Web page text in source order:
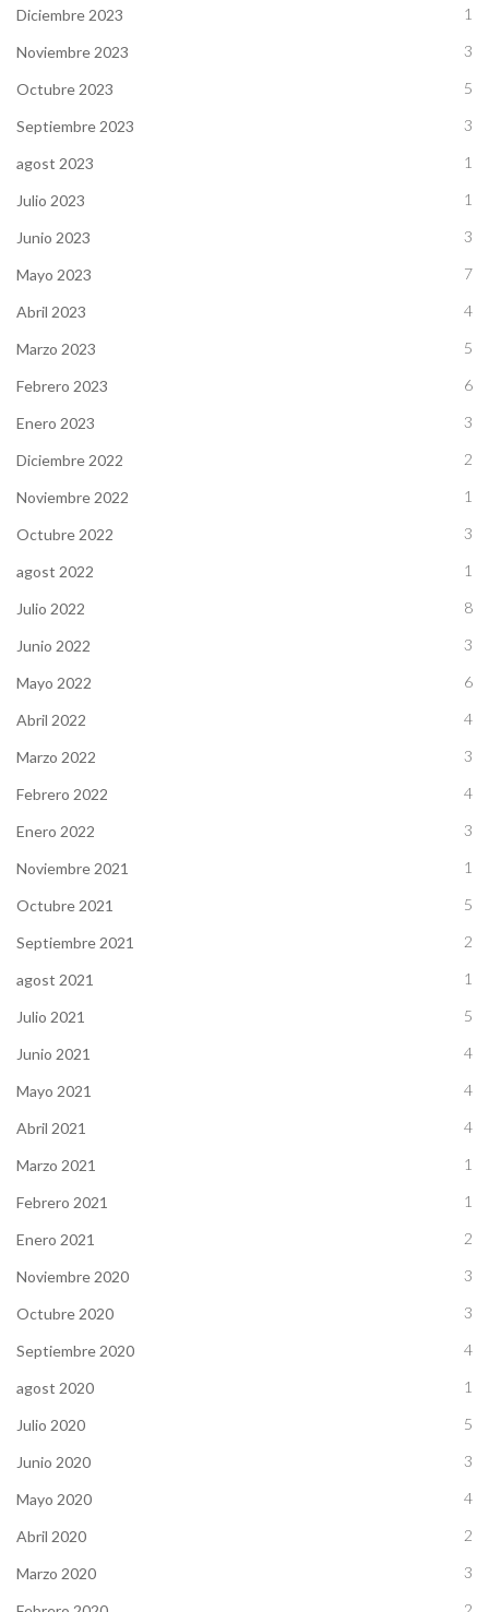
Diciembre 2023 1
Noviembre 2023 3
Octubre 2023 5
Septiembre 2023 3
agost 2023 1
Julio 2023 1
Junio 2023 3
Mayo 2023 7
Abril 2023 4
Marzo 2023 5
Febrero 2023 6
Enero 2023 3
Diciembre 2022 2
Noviembre 2022 1
Octubre 2022 3
agost 2022 1
Julio 2022 8
Junio 2022 3
Mayo 2022 6
Abril 2022 4
Marzo 2022 3
Febrero 2022 4
Enero 2022 3
Noviembre 2021 1
Octubre 2021 5
Septiembre 2021 2
agost 2021 1
Julio 2021 5
Junio 2021 4
Mayo 2021 4
Abril 2021 4
Marzo 2021 1
Febrero 2021 1
Enero 2021 2
Noviembre 2020 3
Octubre 2020 3
Septiembre 2020 4
agost 2020 1
Julio 2020 5
Junio 2020 3
Mayo 2020 4
Abril 2020 2
Marzo 2020 3